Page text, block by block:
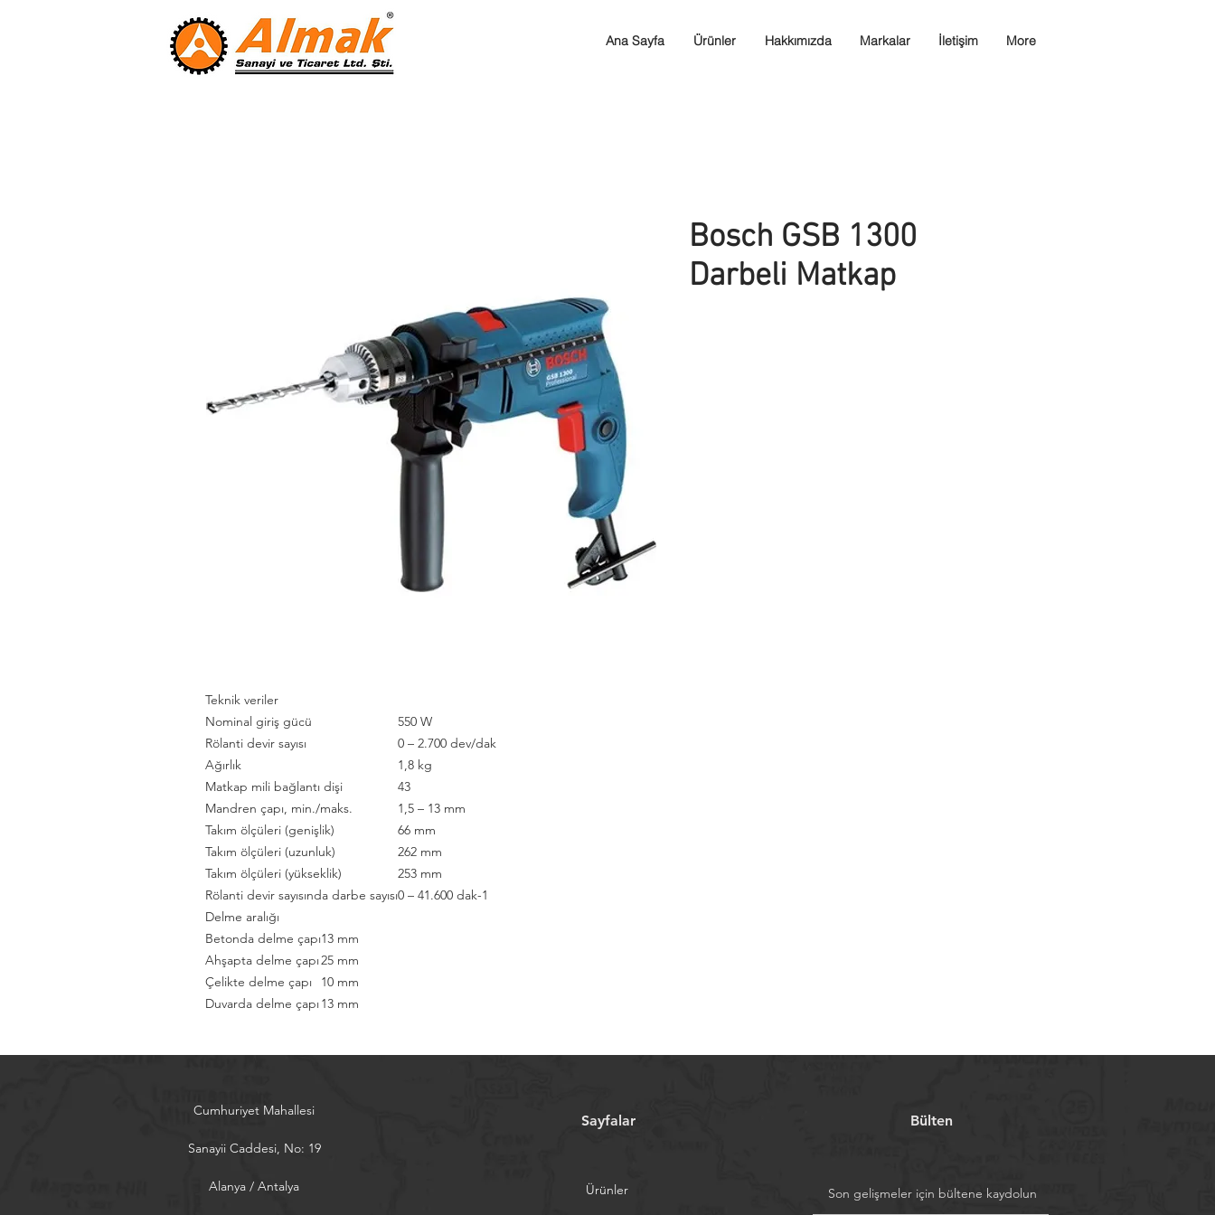
Ana Sayfa Ürünler Hakkımızda Markalar İletişim More
Teknik veriler
Nominal giriş gücü
550 W
Rölanti devir sayısı
0 – 2.700 dev/dak
Ağırlık
1,8 kg
Matkap mili bağlantı dişi
43
Mandren çapı, min./maks.
1,5 – 13 mm
Takım ölçüleri (genişlik)
66 mm
Takım ölçüleri (uzunluk)
262 mm
Takım ölçüleri (yükseklik)
253 mm
Rölanti devir sayısında darbe sayısı0 – 41.600 dak-1
Delme aralığı
Betonda delme çapı13 mm
Ahşapta delme çapı25 mm
Çelikte delme çapı
10 mm
Duvarda delme çapı 13 mm
Bosch GSB 1300
Darbeli Matkap
Cumhuriyet Mahallesi
Sanayii Caddesi, No: 19
Alanya / Antalya
Sayfalar
Ürünler
Bülten
Son gelişmeler için bültene kaydolun